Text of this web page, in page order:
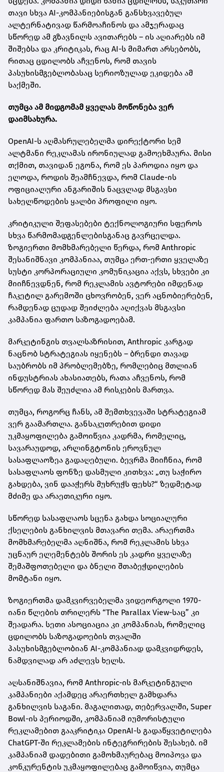
თავი სხვა AI-კომპანიებისგან განსხვავებულ
ალტერნატივად წარმოაჩინოს და ამჯერადაც
სწორედ ამ გზავნილს ავითარებს – ის აღიარებს იმ
შიშებსა და კრიტიკას, რაც AI-ს მიმართ არსებობს,
რითაც ცდილობს აჩვენოს, რომ თავის
პასუხისმგებლობასაც სერიოზულად ეკიდება ამ
საქმეში.
თუმცა ამ მიდგომამ ყველას მოწონება ვერ
დაიმსახურა.
OpenAI-ს აღმასრულებელმა დირექტორი სემ
ალტმანი რეკლამას ირონიულად გამოეხმაურა. მისი
თქმით, თავიდან ეგონა, რომ ეს პაროდია იყო და
ელოდა, როდის შეამჩნევდა, რომ Claude-ის
ოფიციალური ანგარიშის ნაცვლად მსგავსი
სახელწოდების ყალბი პროფილი იყო.
კრიტიკული შეფასებები ტექნოლოგიური სფეროს
სხვა წარმომადგენლებისგანაც გავრცელდა.
ზოგიერთი მომხმარებელი წერდა, რომ Anthropic
შესანიშნავი კომპანიაა, თუმცა ერთ-ერთი ყველაზე
სუსტი კორპორაციული კომუნიკაცია აქვს, სხვები კი
მიიჩნევდნენ, რომ რეკლამის ავტორები იმდენად
ჩაკეტილ გარემოში ცხოვრობენ, ვერ აცნობიერებენ,
რამდენად ცუდად შეიძლება აღიქვას მსგავსი
კამპანია ფართო საზოგადოებამ.
მარკეტინგის თვალსაზრისით, Anthropic კარგად
ნაცნობ სტრატეგიას იყენებს – ბრენდი თავად
საუბრობს იმ პრობლემებზე, რომლებიც მთლიან
ინდუსტრიას ახასიათებს, რათა აჩვენოს, რომ
სწორედ მას შეუძლია ამ რისკების მართვა.
თუმცა, როგორც ჩანს, ამ შემთხვევაში სტრატეგიამ
ვერ გაამართლა. განსაკუთრებით დიდი
უკმაყოფილება გამოიწვია კადრმა, რომელიც,
სავარაუდოდ, არლინგტონის ეროვნულ
სასაფლაოზეა გადაღებული. ბევრმა მიიჩნია, რომ
სასაფლაოს ფონზე დასმული კითხვა: „თუ საჭირო
გახდება, ვინ დააჭერს მუხრუჭს ფეხს?“ ზედმეტად
მძიმე და არაეთიკური იყო.
სწორედ სასაფლაოს სცენა გახდა სოციალური
ქსელების განხილვის მთავარი თემა. არაერთმა
მომხმარებელმა აღნიშნა, რომ რეკლამის სხვა
უცნაურ ელემენტებს შორის ეს კადრი ყველაზე
შემაშფოთებელი და ბნელი შთაბეჭდილების
მომტანი იყო.
ზოგიერთმა დამკვირვებელმა ვიდეორგოლი 1970-
იანი წლების თრილერს “The Parallax View-საც” კი
შეადარა. სეთი ასოციაცია კი კომპანიას, რომელიც
ცდილობს საზოგადოების თვალში
პასუხისმგებლობიან AI-კომპანიად დამკვიდრდეს,
ნამდვილად არ აძლევს ხელს.
აღსანიშნავია, რომ Anthropic-ის მარკეტინგული
კამპანიები აქამდეც არაერთხელ გამხდარა
განხილვის საგანი. მაგალითად, თებერვალში, Super
Bowl-ის პერიოდში, კომპანიამ იუმორისტული
რეკლამებით გააკრიტიკა OpenAI-ს გადაწყვეტილება
ChatGPT-ში რეკლამების ინტეგრირების შესახებ. იმ
კამპანიამ დადებითი გამოხმაურებაც მოიპოვა და
კონკურენტის უკმაყოფილებაც გამოიწვია, თუმცა